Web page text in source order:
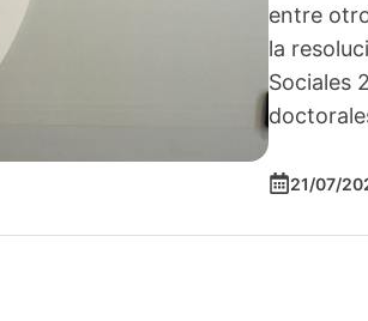
entre
la
Sociales
21/07/